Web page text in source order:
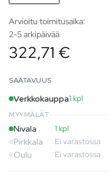
Arvioitu toimitusaika:
2-5 arkipäivää
322,71 €
SAATAVUUS
Verkkokauppa1 kpl
MYYMÄLÄT
Nivala 1 kpl
Pirkkala Ei varastossa
Oulu Ei varastossa